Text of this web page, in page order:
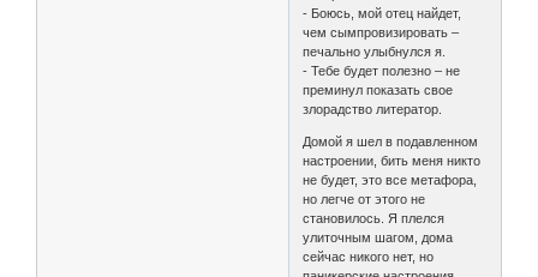
- Боюсь, мой отец найдет,
чем сымпровизировать –
печально улыбнулся я.
- Тебе будет полезно – не
преминул показать свое
злорадство литератор.
Домой я шел в подавленном
настроении, бить меня никто
не будет, это все метафора,
но легче от этого не
становилось. Я плелся
улиточным шагом, дома
сейчас никого нет, но